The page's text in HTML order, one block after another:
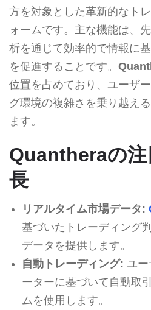
方を対象とした革新的なト
ォームです。主な機能は、
析を通じて効率的で情報に
を促進することです。
位置を占めており、ユーザ
グ環境の複雑さを乗り越え
ます。
Quantheraの
長
リアルタイム市場データ:
基づいたトレーディング
データを提供します。
自動トレーディング: ユ
ーターに基づいて自動取
ムを使用します。